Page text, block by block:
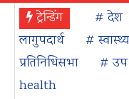
ट्रेन्डिंग # देश
लागुपदार्थ
# स्वास्थ्य
प्रतिनिधिसभा
# उप
health